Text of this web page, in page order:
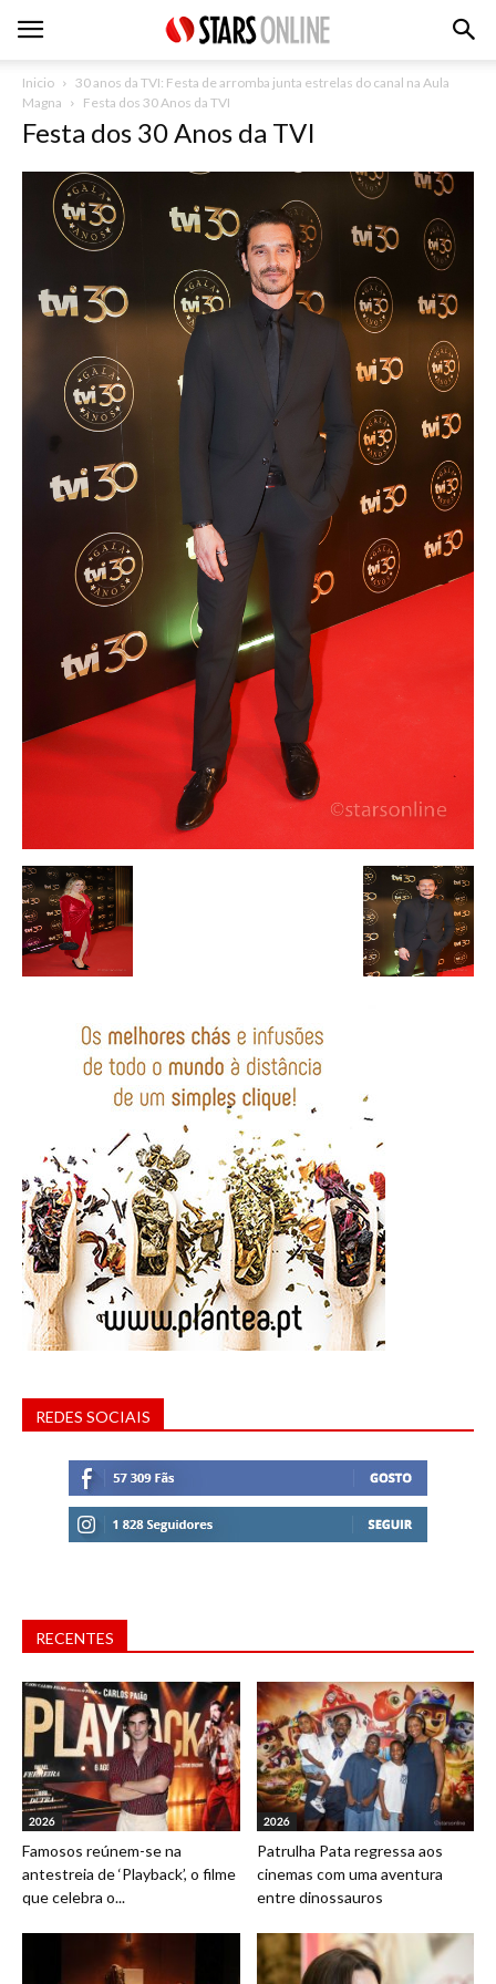
Inicio
30 anos da TVI: Festa de arromba junta estrelas do canal na Aula
Magna
Festa dos 30 Anos da TVI
Festa dos 30 Anos da TVI
REDES SOCIAIS
RECENTES
2026
Famosos reúnem-se na
antestreia de ‘Playback’, o filme
que celebra o...
2026
Patrulha Pata regressa aos
cinemas com uma aventura
entre dinossauros